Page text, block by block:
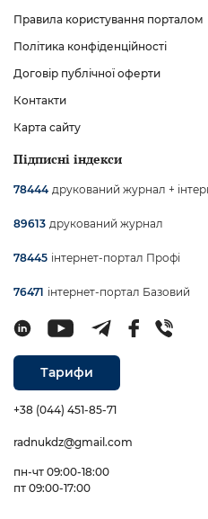
Правила користування порталом
Політика конфіденційності
Договір публічної оферти
Контакти
Карта сайту
Підписні індекси
78444 друкований журнал +
89613 друкований журнал
78445 інтернет-портал Профі
76471 інтернет-портал Базовий
Тарифи
+38 (044) 451-85-71
radnukdz@gmail.com
пн-чт 09:00-18:00
пт 09:00-17:00